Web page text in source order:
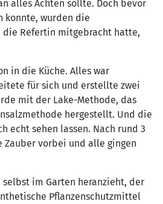
alles Achten sollte. Doch bevor
konnte, wurden die
die Refertin mitgebracht hatte,
in die Küche. Alles war
für sich und erstellte zwei
mit der Lake-Methode, das
hergestellt. Und die
echt sehen lassen. Nach rund 3
Zauber vorbei und alle gingen
selbst im Garten heranzieht, der
Pflanzenschutzmittel